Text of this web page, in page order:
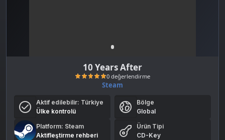
10 Years After
Steam
Aktif edilebilir: Türkiye
Ülke kontrolü
Bölge
Global
Platform: Steam
Aktifleştirme rehberi
Ürün Tipi
CD-Key